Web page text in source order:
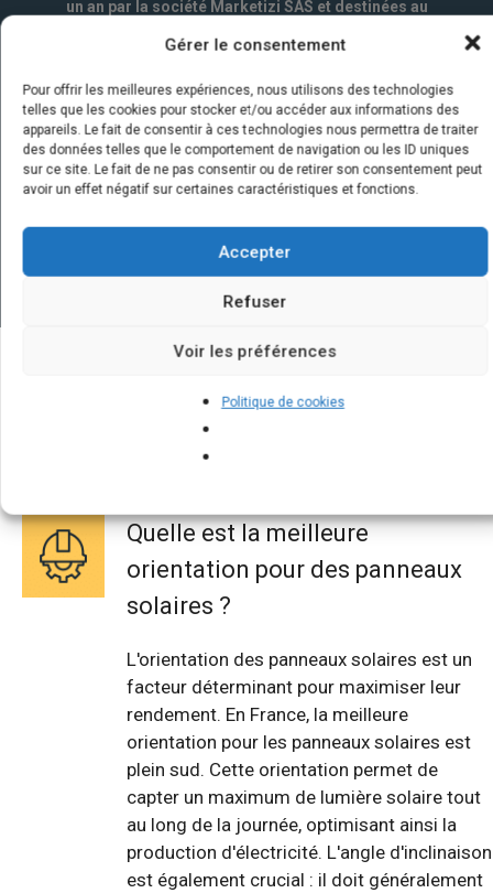
Gérer le consentement
Pour offrir les meilleures expériences, nous utilisons des technologies
telles que les cookies pour stocker et/ou accéder aux informations des
appareils. Le fait de consentir à ces technologies nous permettra de traiter
des données telles que le comportement de navigation ou les ID uniques
sur ce site. Le fait de ne pas consentir ou de retirer son consentement peut
avoir un effet négatif sur certaines caractéristiques et fonctions.
Accepter
Refuser
Voir les préférences
Politique de cookies
un an par la société Marketizi SAS et destinées au
Quelques infos sur nos centrales
solaires : questions et réponses
Quelle est la meilleure
orientation pour des panneaux
solaires ?
L'orientation des panneaux solaires est un
facteur déterminant pour maximiser leur
rendement. En France, la meilleure
orientation pour les panneaux solaires est
plein sud. Cette orientation permet de
capter un maximum de lumière solaire tout
au long de la journée, optimisant ainsi la
production d'électricité. L'angle d'inclinaison
est également crucial : il doit généralement